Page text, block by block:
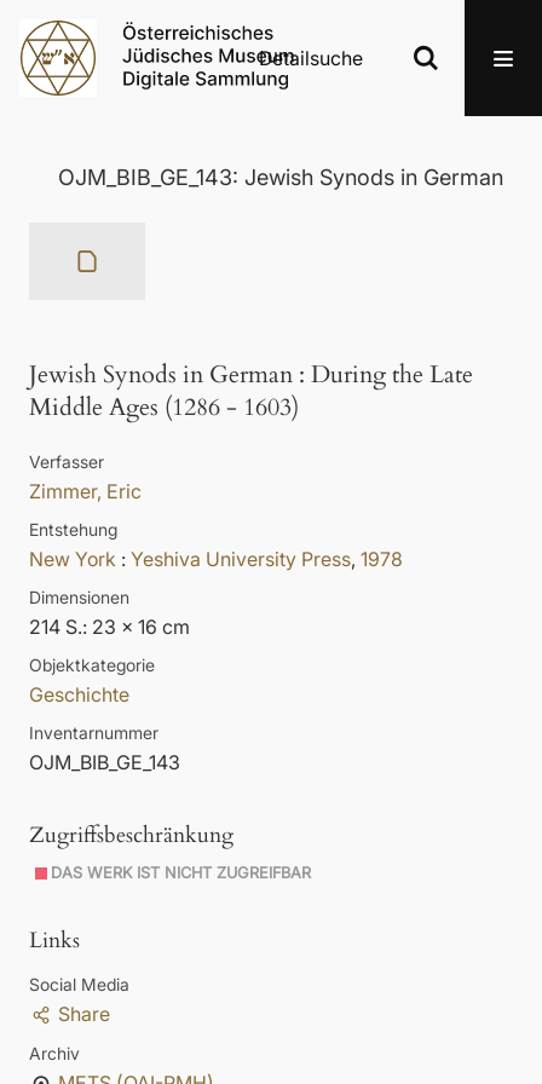
Detailsuche
OJM_BIB_GE_143: Jewish Synods in German
Jewish Synods in German : During the Late
Middle Ages (1286 - 1603)
Verfasser
Zimmer, Eric
Entstehung
New York : Yeshiva University Press, 1978
Dimensionen
214 S.: 23 x 16 cm
Objektkategorie
Geschichte
Inventarnummer
OJM_BIB_GE_143
Zugriffsbeschränkung
DAS WERK IST NICHT ZUGREIFBAR
Links
Social Media
Share
Archiv